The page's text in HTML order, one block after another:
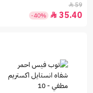
59

35.40

-40%